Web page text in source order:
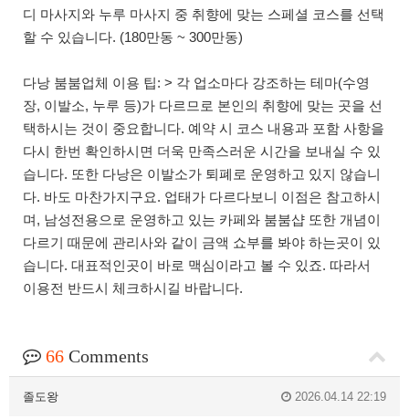
디 마사지와 누루 마사지 중 취향에 맞는 스페셜 코스를 선택
할 수 있습니다. (180만동 ~ 300만동)
다낭 붐붐업체 이용 팁: > 각 업소마다 강조하는 테마(수영
장, 이발소, 누루 등)가 다르므로 본인의 취향에 맞는 곳을 선
택하시는 것이 중요합니다. 예약 시 코스 내용과 포함 사항을
다시 한번 확인하시면 더욱 만족스러운 시간을 보내실 수 있
습니다. 또한 다낭은 이발소가 퇴폐로 운영하고 있지 않습니
다. 바도 마찬가지구요. 업태가 다르다보니 이점은 참고하시
며, 남성전용으로 운영하고 있는 카페와 붐붐샵 또한 개념이
다르기 때문에 관리사와 같이 금액 쇼부를 봐야 하는곳이 있
습니다. 대표적인곳이 바로 맥심이라고 볼 수 있죠. 따라서
이용전 반드시 체크하시길 바랍니다.
66 Comments
졸도왕 2026.04.14 22:19